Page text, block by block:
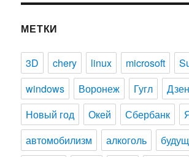
МЕТКИ
3D chery linux microsoft
windows
Воронеж Гугл Дзен
Новый год
Окей Сбербанк
автомобилизм
алкоголь